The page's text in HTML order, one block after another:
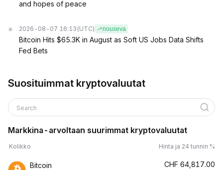
and hopes of peace
2026-08-07 16:13 (UTC) nouseva
Bitcoin Hits $65.3K in August as Soft US Jobs Data Shifts
Fed Bets
Suosituimmat kryptovaluutat
Search
Markkina-arvoltaan suurimmat kryptovaluutat
Kolikko Hinta ja 24 tunnin %
Bitcoin CHF 64,817.00